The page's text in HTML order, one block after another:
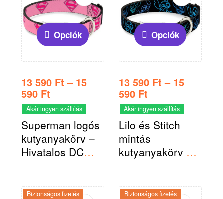
Opciók
13 590 Ft – 15
590 Ft
Akár ingyen szállítás
Superman logós
kutyanyakörv –
Hivatalos DC
Opciók
13 590 Ft – 15
590 Ft
Akár ingyen szállítás
Lilo és Stitch
mintás
kutyanyakörv –
Biztonságos fizetés Biztonságos fizetés